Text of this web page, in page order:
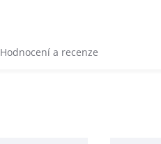
Hodnocení a recenze